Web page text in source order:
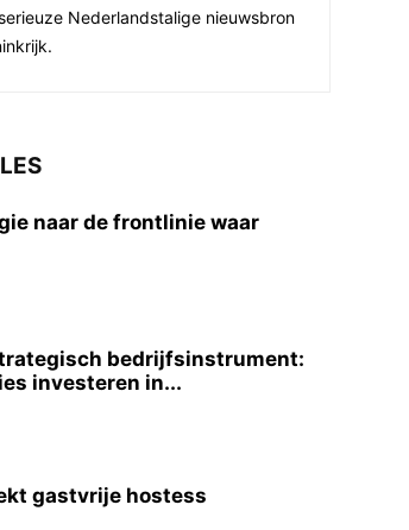
Nederlandstalige nieuwsbron
naar de frontlinie waar
bedrijfsinstrument:
investeren in...
gastvrije hostess